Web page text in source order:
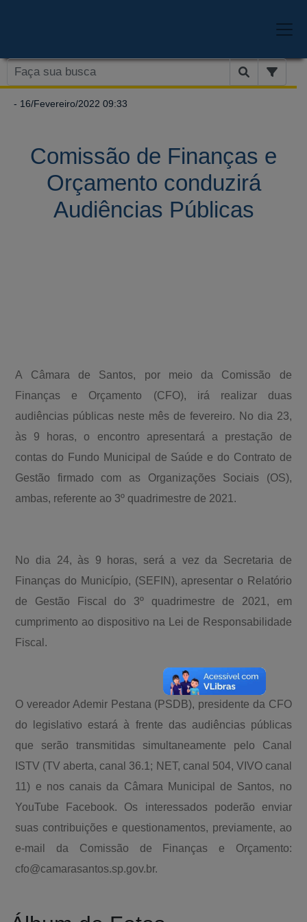
- 16/Fevereiro/2022 09:33
Comissão de Finanças e
Orçamento conduzirá
Audiências Públicas
A Câmara de Santos, por meio da Comissão de
Finanças e Orçamento (CFO), irá realizar duas
audiências públicas neste mês de fevereiro. No dia 23,
às 9 horas, o encontro apresentará a prestação de
contas do Fundo Municipal de Saúde e do Contrato de
Gestão firmado com as Organizações Sociais (OS),
ambas, referente ao 3º quadrimestre de 2021.
No dia 24, às 9 horas, será a vez da Secretaria de
Finanças do Município, (SEFIN), apresentar o Relatório
de Gestão Fiscal do 3º quadrimestre de 2021, em
cumprimento ao dispositivo na Lei de Responsabilidade
Fiscal.
O vereador Ademir Pestana (PSDB), presidente da CFO
do legislativo estará à frente das audiências públicas
que serão transmitidas simultaneamente pelo Canal
ISTV (TV aberta, canal 36.1; NET, canal 504, VIVO canal
11) e nos canais da Câmara Municipal de Santos, no
YouTube Facebook. Os interessados poderão enviar
suas contribuições e questionamentos, previamente, ao
e-mail da Comissão de Finanças e Orçamento:
cfo@camarasantos.sp.gov.br.